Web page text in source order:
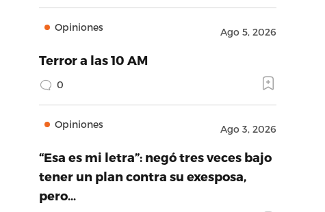
Opiniones Ago 5, 2026
Terror a las 10 AM
0
Opiniones Ago 3, 2026
“Esa es mi letra”: negó tres veces bajo
tener un plan contra su exesposa,
pero…